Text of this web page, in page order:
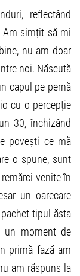
reflectând
Am simțit să-mi
nu am doar
noi. Născută
capul pe pernă
cu o percepție
30, închizând
povești ce mă
o spune, sunt
venite în
un oarecare
tipul ăsta
un moment de
primă fază am
am răspuns la